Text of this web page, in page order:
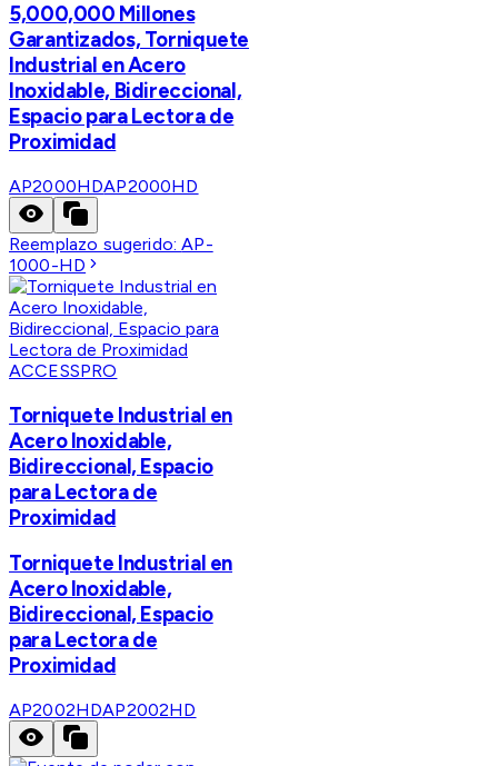
5,000,000 Millones
Garantizados, Torniquete
Industrial en Acero
Inoxidable, Bidireccional,
Espacio para Lectora de
Proximidad
AP2000HDAP2000HD
Reemplazo sugerido:AP-
1000-HD
ACCESSPRO
Torniquete Industrial en
Acero Inoxidable,
Bidireccional, Espacio
para Lectora de
Proximidad
Torniquete Industrial en
Acero Inoxidable,
Bidireccional, Espacio
para Lectora de
Proximidad
AP2002HDAP2002HD